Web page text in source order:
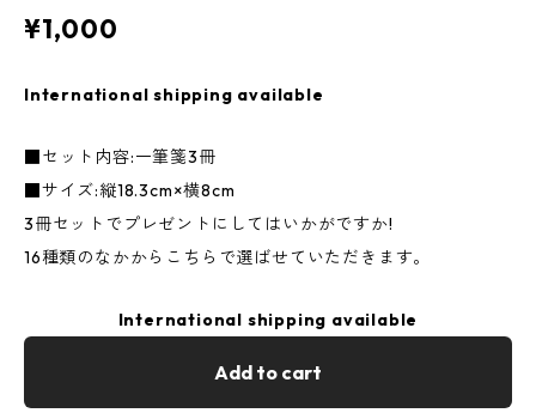
¥1,000
International shipping available
■セット内容:一筆箋3冊
■サイズ:縦18.3cm×横8cm
3冊セットでプレゼントにしてはいかがですか!
16種類のなかからこちらで選ばせていただきます。
International shipping available
Add to cart